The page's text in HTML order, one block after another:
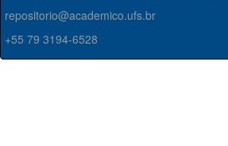
repositorio@academico.ufs.br
+55 79 3194-6528